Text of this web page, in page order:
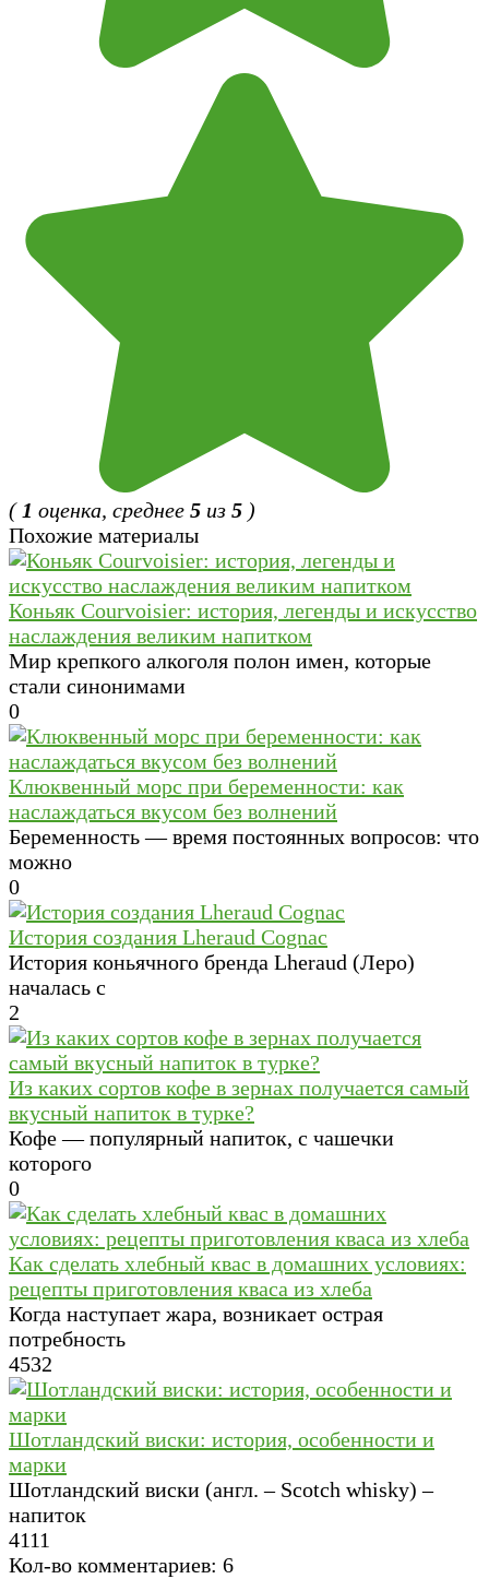
( 1 оценка, среднее 5 из 5 )
Похожие материалы
Коньяк Courvoisier: история, легенды и искусство
наслаждения великим напитком
Мир крепкого алкоголя полон имен, которые
стали синонимами
0
Клюквенный морс при беременности: как
наслаждаться вкусом без волнений
Беременность — время постоянных вопросов: что
можно
0
История создания Lheraud Cognac
История коньячного бренда Lheraud (Леро)
началась с
2
Из каких сортов кофе в зернах получается самый
вкусный напиток в турке?
Кофе — популярный напиток, с чашечки
которого
0
Как сделать хлебный квас в домашних условиях:
рецепты приготовления кваса из хлеба
Когда наступает жара, возникает острая
потребность
4532
Шотландский виски: история, особенности и
марки
Шотландский виски (англ. – Scotch whisky) –
напиток
4111
Кол-во комментариев: 6